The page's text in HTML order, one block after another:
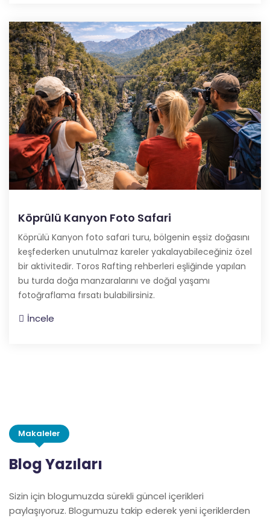
Köprülü Kanyon Foto Safari
Köprülü Kanyon foto safari turu, bölgenin eşsiz doğasını
keşfederken unutulmaz kareler yakalayabileceğiniz özel
bir aktivitedir. Toros Rafting rehberleri eşliğinde yapılan
bu turda doğa manzaralarını ve doğal yaşamı
fotoğraflama fırsatı bulabilirsiniz.
İncele
Makaleler
Blog Yazıları
Sizin için blogumuzda sürekli güncel içerikleri
paylaşıyoruz. Blogumuzu takip ederek yeni içeriklerden